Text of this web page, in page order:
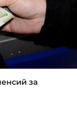
за